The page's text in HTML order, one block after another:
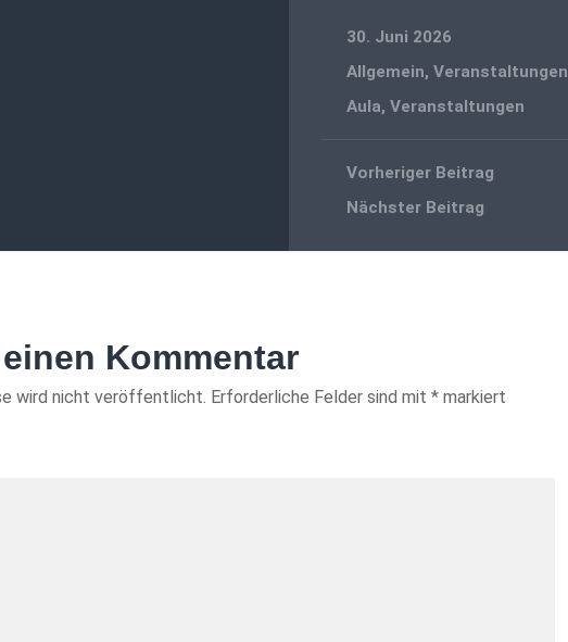
30. Juni 2026
Allgemein,Veranstaltungen
Aula,Veranstaltungen
Vorheriger Beitrag
Nächster Beitrag
Kommentar
wird nicht veröffentlicht. Erforderliche Felder sind mit *markiert